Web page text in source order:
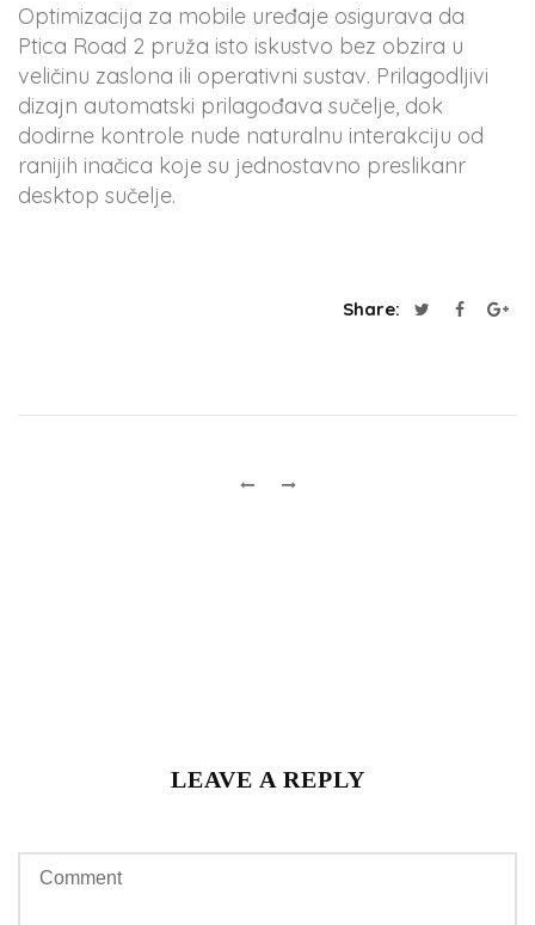
Optimizacija za mobile uređaje osigurava da
Ptica Road 2 pruža isto iskustvo bez obzira u
veličinu zaslona ili operativni sustav. Prilagodljivi
dizajn automatski prilagođava sučelje, dok
dodirne kontrole nude naturalnu interakciju od
ranijih inačica koje su jednostavno preslikanr
desktop sučelje.
Share:
LEAVE A REPLY